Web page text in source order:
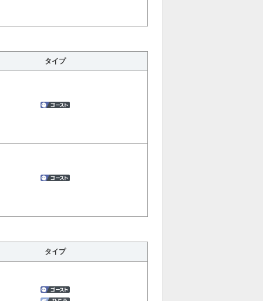
まっすぐ進む
タイプ
タイプ